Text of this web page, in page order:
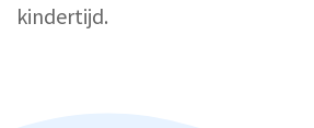
kindertijd.